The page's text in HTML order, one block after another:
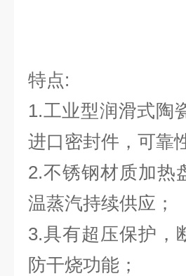
特点:
1.工业型润滑式陶
进口密封件，可靠
2.不锈钢材质加热
温蒸汽持续供应；
3.具有超压保护，
防干烧功能；